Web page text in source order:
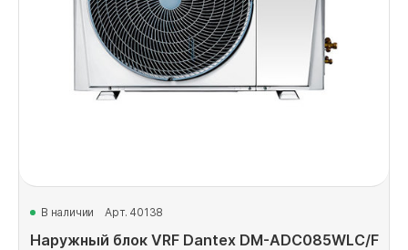
В наличии Арт. 40138
Наружный блок VRF Dantex DM-ADC085WLC/F